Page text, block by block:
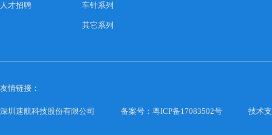
人才招聘 车针系列
其它系列
友情链接：
深圳速航科技股份有限公司 备案号：粤ICP备17083502号 技术